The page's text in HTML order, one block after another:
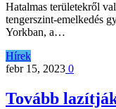
Hatalmas területekről
tengerszint-emelkedés
Yorkban, a…
Hírek
febr 15, 2023 0
Tovább